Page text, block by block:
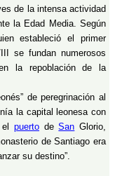
de la intensa actividad
la Edad Media. Según
estableció el primer
se fundan numerosos
la repoblación de la
de peregrinación al
la capital leonesa con
puerto deSan Glorio,
de Santiago era
su destino”.